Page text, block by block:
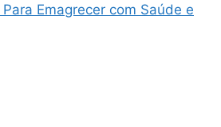
Emagrecer com Saúde e